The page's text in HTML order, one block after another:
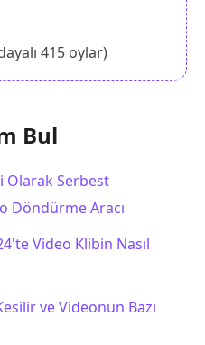
415 oylar)
Bul
Olarak Serbest
Döndürme Aracı
Video Klibin Nasıl
ve Videonun Bazı